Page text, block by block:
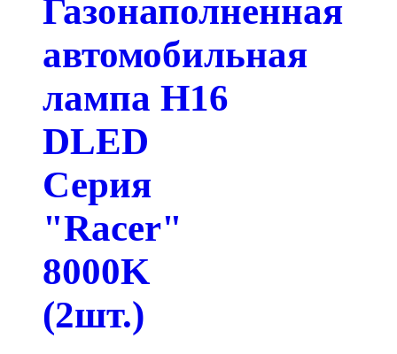
Газонаполненная
автомобильная
лампа H16
DLED
Серия
"Racer"
8000K
(2шт.)